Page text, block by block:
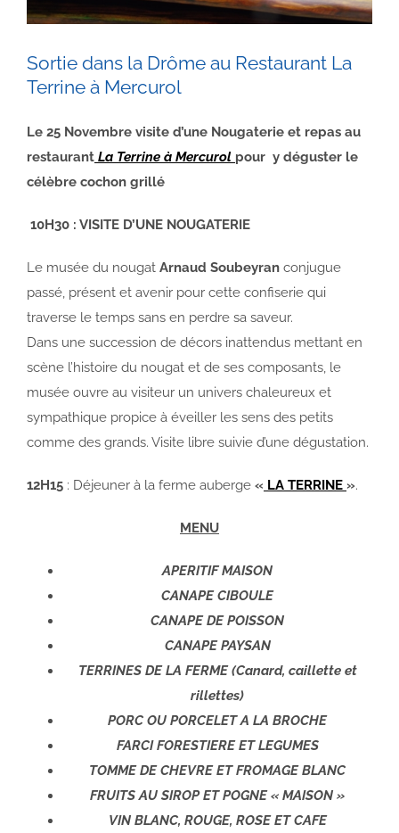
Sortie dans la Drôme au Restaurant La
Terrine à Mercurol
Le 25 Novembre visite d’une Nougaterie et repas au
restaurant La Terrine à Mercurol pour y déguster le
célèbre cochon grillé
10H30 : VISITE D’UNE NOUGATERIE
Le musée du nougat Arnaud Soubeyran conjugue
passé, présent et avenir pour cette confiserie qui
traverse le temps sans en perdre sa saveur.
Dans une succession de décors inattendus mettant en
scène l’histoire du nougat et de ses composants, le
musée ouvre au visiteur un univers chaleureux et
sympathique propice à éveiller les sens des petits
comme des grands. Visite libre suivie d’une dégustation.
12H15 : Déjeuner à la ferme auberge « LA TERRINE ».
MENU
APERITIF MAISON
CANAPE CIBOULE
CANAPE DE POISSON
CANAPE PAYSAN
TERRINES DE LA FERME (Canard, caillette et
rillettes)
PORC OU PORCELET A LA BROCHE
FARCI FORESTIERE ET LEGUMES
TOMME DE CHEVRE ET FROMAGE BLANC
FRUITS AU SIROP ET POGNE « MAISON »
VIN BLANC, ROUGE, ROSE ET CAFE